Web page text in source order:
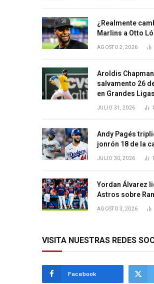
¿Realmente
Marlins a Otto
AGOSTO 2, 2026
Aroldis
salvamento 26
en Grandes Ligas
JULIO 31, 2026
Andy Pagés
jonrón 18 de la
JULIO 30, 2026
Yordan Álvarez
Astros sobre
AGOSTO 3, 2026
VISITA NUESTRAS REDES
Facebook